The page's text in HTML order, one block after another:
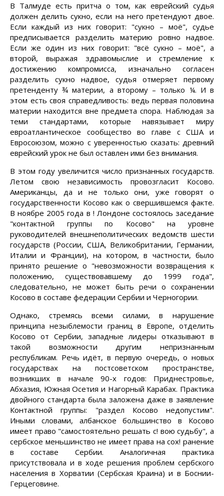
В Талмуде есть притча о том, как еврейский судья
должен делить сукно, если на него претендуют двое.
Если каждый из них говорит: "сукно – моё", судье
предписывается разделить материю ровно надвое.
Если же один из них говорит: "всё сукно – моё", а
второй, выражая здравомыслие и стремление к
достижению компромисса, изначально согласен
разделить сукно надвое, судья отмеряет первому
претенденту ¾ материи, а второму – только ¼. И в
этом есть своя справедливость: ведь первая половина
материи находится вне предмета спора. Наблюдая за
теми стандартами, которые навязывает миру
евроатлантическое сообщество во главе с США и
Евросоюзом, можно с уверенностью сказать: древний
еврейский урок не был оставлен ими без внимания.
В этом году увеличится число признанных государств.
Летом свою независимость провозгласит Косово.
Американцы, да и не только они, уже говорят о
государственности Косово как о свершившемся факте.
В ноябре 2005 года в ! Лондоне состоялось заседание
"контактной группы по Косово" на уровне
руководителей внешнеполитических ведомств шести
государств (России, США, Великобритании, Германии,
Италии и Франции), на котором, в частности, было
принято решение о "невозможности возвращения к
положению, существовавшему до 1999 года",
следовательно, не может быть речи о сохранении
Косово в составе федерации Сербии и Черногории.
Однако, стремясь всеми силами, в нарушение
принципа незыблемости границ в Европе, отделить
Косово от Сербии, западные лидеры отказывают в
такой возможности другим непризнанным
республикам. Речь идёт, в первую очередь, о новых
государствах на постсоветском пространстве,
возникших в начале 90-х годов: Приднестровье,
Абхазия, Южная Осетия и Нагорный Карабах. Практика
двойного стандарта была заложена даже в заявление
Контактной группы: "раздел Косово недопустим".
Иными словами, албанское большинство в Косово
имеет право "самостоятельно решать с! вою судьбу", а
сербское меньшинство не имеет права на сох! ранение
в составе Сербии. Аналогичная практика
присутствовала и в ходе решения проблем сербского
населения в Хорватии (Сербская Краина) и в Боснии-
Герцеговине.